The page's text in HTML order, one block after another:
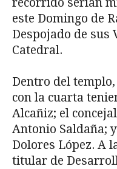
recorrido serían
este Domingo de
Despojado de sus
Catedral.
Dentro del
con la cuarta
Alcañiz; el
Antonio Saldaña;
Dolores López. A
titular de